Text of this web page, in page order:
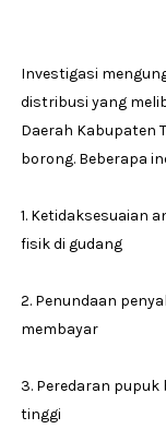
Investigasi
distribusi yang
Daerah Kabupaten
borong. Beberapa
1. Ketidaksesuaian
fisik di gudang
2. Penundaan
membayar
3. Peredaran
tinggi